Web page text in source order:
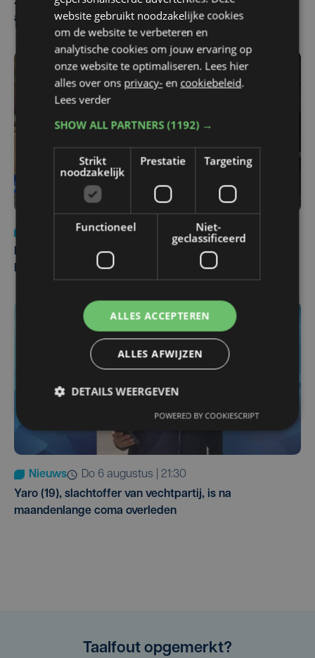
afgesloten
di 4 augustus | 09:32
Man en vrouw dood aangetroffen in woning in Sint-
Pieters Brugge
Nieuws
do 6 augustus | 21:30
Yaro (19), slachtoffer van vechtpartij, is na
maandenlange coma overleden
Taalfout opgemerkt?
website gebruikt noodzakelijke cookies
om de website te verbeteren en
analytische cookies om jouw ervaring op
onze website te optimaliseren. Lees hier
alles over ons privacy- en cookiebeleid.
Lees verder
SHOW ALL PARTNERS(1192) →
Strikt
noodzakelijk
Prestatie Targeting
Functioneel
Niet-
geclassificeerd
ALLES ACCEPTEREN
ALLES AFWIJZEN
DETAILS WEERGEVEN
POWERED BY COOKIESCRIPT